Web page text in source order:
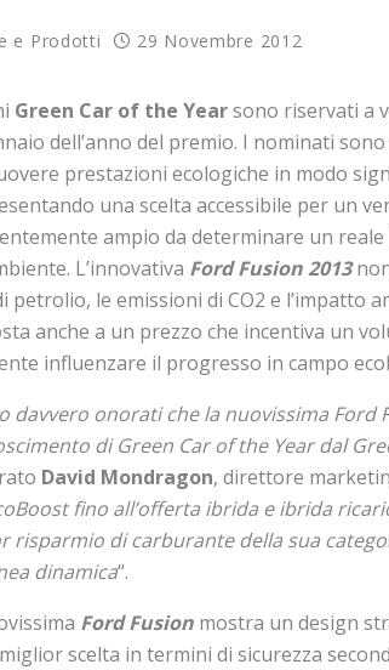
e Prodotti 29 Novembre 2012
Green Car of the Yearsono riservati a
dell’anno del premio. I nominati
prestazioni ecologiche in modo
una scelta accessibile per un
ampio da determinare un
L’innovativa Ford Fusion 2013
petrolio, le emissioni di CO2 e l’impatto
anche a un prezzo che incentiva un
influenzare il progresso in campo
davvero onorati che la nuovissima Ford
di Green Car of the Year dal
David Mondragon, direttore
fino all’offerta ibrida e ibrida
risparmio di carburante della sua
dinamica“.
Ford Fusion mostra un design
scelta in termini di sicurezza